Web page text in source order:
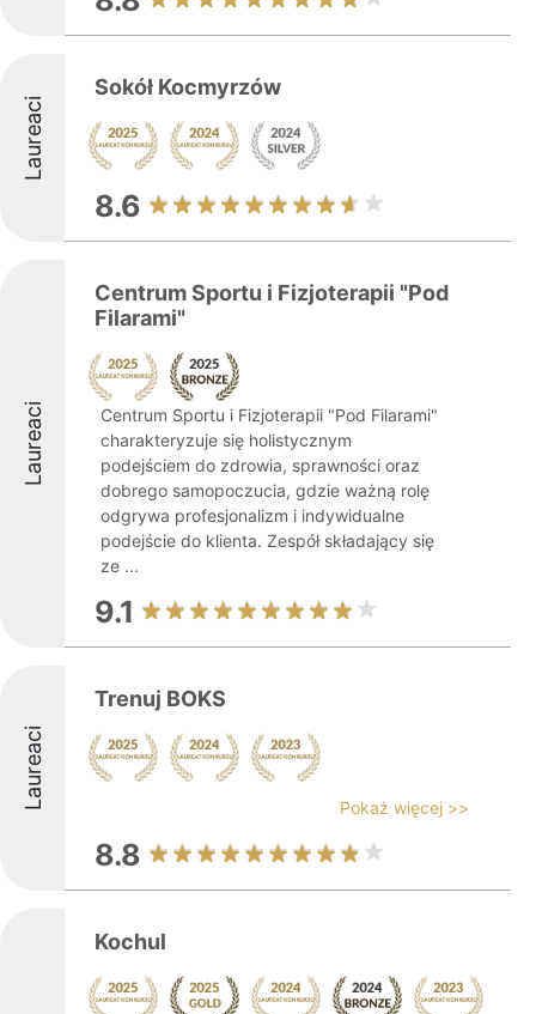
Laureaci
Sokół Kocmyrzów
8.6
Laureaci
Centrum Sportu i Fizjoterapii "Pod
Filarami"
Centrum Sportu i Fizjoterapii "Pod Filarami"
charakteryzuje się holistycznym
podejściem do zdrowia, sprawności oraz
dobrego samopoczucia, gdzie ważną rolę
odgrywa profesjonalizm i indywidualne
podejście do klienta. Zespół składający się
ze ...
9.1
Laureaci
Trenuj BOKS
Pokaż więcej >>
8.8
Kochul